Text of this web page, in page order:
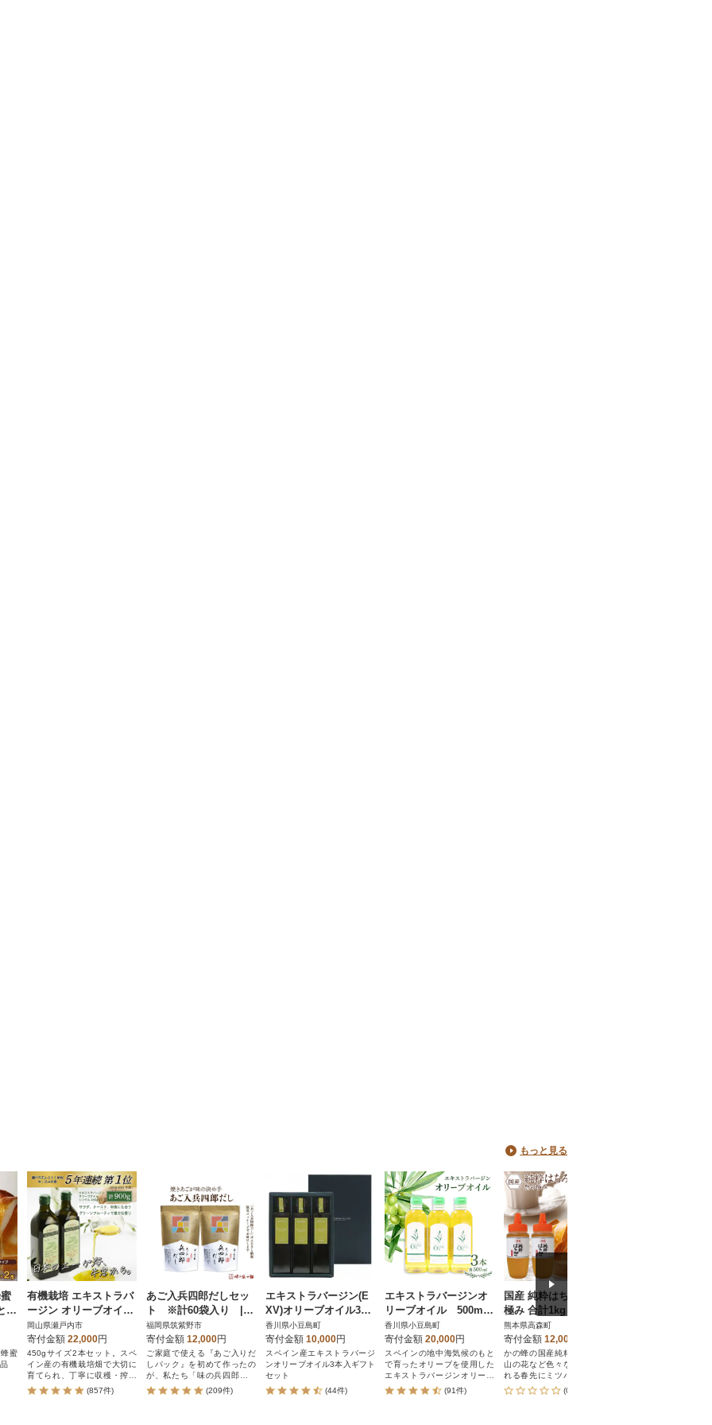
もっと見る
ん
蜜
有機栽培 エキストラバ
ージン オリーブオイル
シングル 2本セット[N
o.5735-0336]
岡山県瀬戸内市
寄付金額 22,000円
450gサイズ2本セット。スペ
イン産の有機栽培畑で大切に
育てられ、丁寧に収穫・搾油
された、りんごやバナナなど
(857件)
あご入兵四郎だしセッ
ト ※計60袋入り |
調味料 出汁 人気セット
だしパック だし だしの
素
福岡県筑紫野市
寄付金額 12,000円
ご家庭で使える『あご入りだ
しパック』を初めて作ったの
が、私たち「味の兵四郎」で
す。
(209件)
エキストラバージン(E
XV)オリーブオイル3本
入ギフト(150ml×3本入)
香川県小豆島町
寄付金額 10,000円
スペイン産エキストラバージ
ンオリーブオイル3本入ギフト
セット
(44件)
エキストラバージンオ
リーブオイル 500ml×
3本
香川県小豆島町
寄付金額 20,000円
スペインの地中海気候のもと
で育ったオリーブを使用した
エキストラバージンオリーブ
オイルです。
(91件)
国産 純粋はちみつ 然の
極み 合計1kg 500g×2
本 セット とんがり容器
ポリ容器(高森町)
熊本県高森町
寄付金額 12,000
かの蜂の国産純粋はちみつは
山の花など色々な花が咲き乱
れる春先にミツバチたちが集
めてきた蜂蜜です。(0件)